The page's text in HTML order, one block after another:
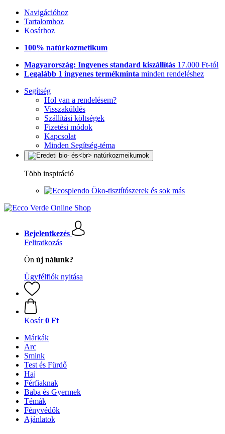
Navigációhoz
Tartalomhoz
Kosárhoz
100% natúrkozmetikum
Magyarország: Ingyenes standard kiszállítás 17.000 Ft-tól
Legalább 1 ingyenes termékminta minden rendeléshez
Segítség
Hol van a rendelésem?
Visszaküldés
Szállítási költségek
Fizetési módok
Kapcsolat
Minden Segítség-téma
Több inspiráció
Öko-tisztítószerek és sok más
Bejelentkezés
Feliratkozás
Ön új nálunk?
Ügyfélfiók nyitása
Kosár 0 Ft
Márkák
Arc
Smink
Test és Fürdő
Haj
Férfiaknak
Baba és Gyermek
Témák
Fényvédők
Ajánlatok